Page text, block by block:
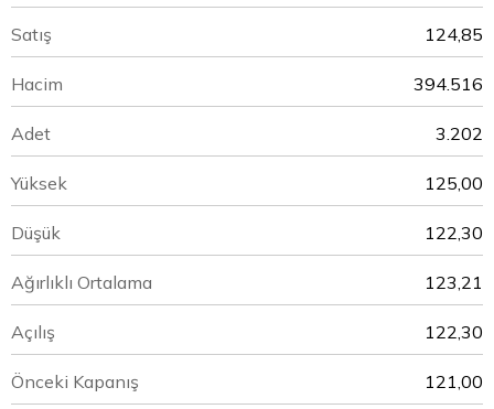
Satış 124,85
Hacim 394.516
Adet 3.202
Yüksek 125,00
Düşük 122,30
Ağırlıklı Ortalama 123,21
Açılış 122,30
Önceki Kapanış 121,00